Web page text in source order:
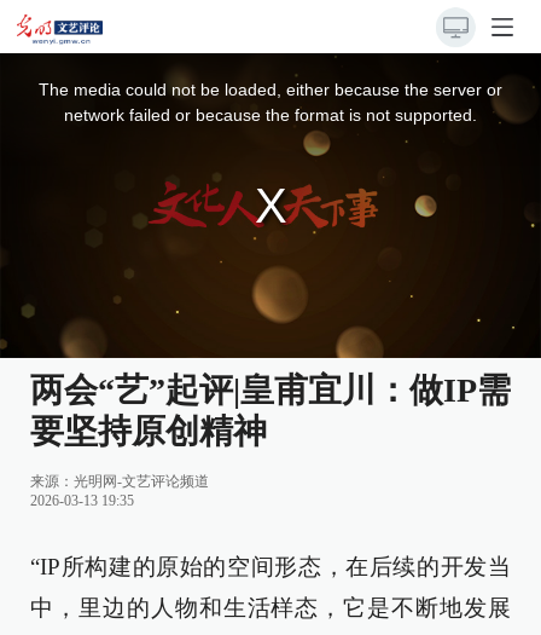
The media could not be loaded, either because the server or
network failed or because the format is not supported.
两会“艺”起评|皇甫宜川：做IP需
要坚持原创精神
来源： 光明网-文艺评论频道
2026-03-13 19:35
“IP所构建的原始的空间形态，在后续的开发当
中，里边的人物和生活样态，它是不断地发展